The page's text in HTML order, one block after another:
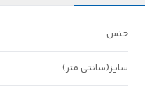
جنس
سایز(سانتی متر)